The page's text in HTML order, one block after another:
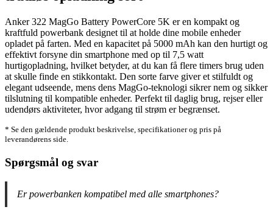
Anker 322 MagGo Battery PowerCore 5K er en kompakt og
kraftfuld powerbank designet til at holde dine mobile enheder
opladet på farten. Med en kapacitet på 5000 mAh kan den hurtigt og
effektivt forsyne din smartphone med op til 7,5 watt
hurtigopladning, hvilket betyder, at du kan få flere timers brug uden
at skulle finde en stikkontakt. Den sorte farve giver et stilfuldt og
elegant udseende, mens dens MagGo-teknologi sikrer nem og sikker
tilslutning til kompatible enheder. Perfekt til daglig brug, rejser eller
udendørs aktiviteter, hvor adgang til strøm er begrænset.
* Se den gældende produkt beskrivelse, specifikationer og pris på
leverandørens side.
Spørgsmål og svar
Er powerbanken kompatibel med alle smartphones?